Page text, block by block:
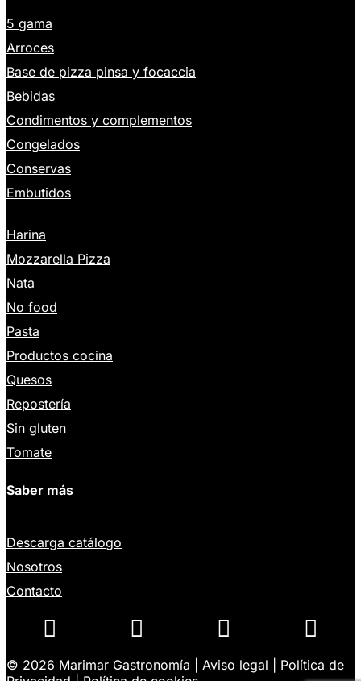
5 gama
Arroces
Base de pizza pinsa y focaccia
Bebidas
Condimentos y complementos
Congelados
Conservas
Embutidos
Harina
Mozzarella Pizza
Nata
No food
Pasta
Productos cocina
Quesos
Repostería
Sin gluten
Tomate
Saber más
Descarga catálogo
Nosotros
Contacto
   
© 2026 Marimar Gastronomía | Aviso legal
Política de